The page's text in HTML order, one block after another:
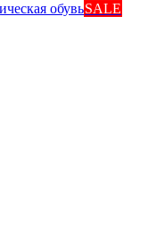
обувьSALE